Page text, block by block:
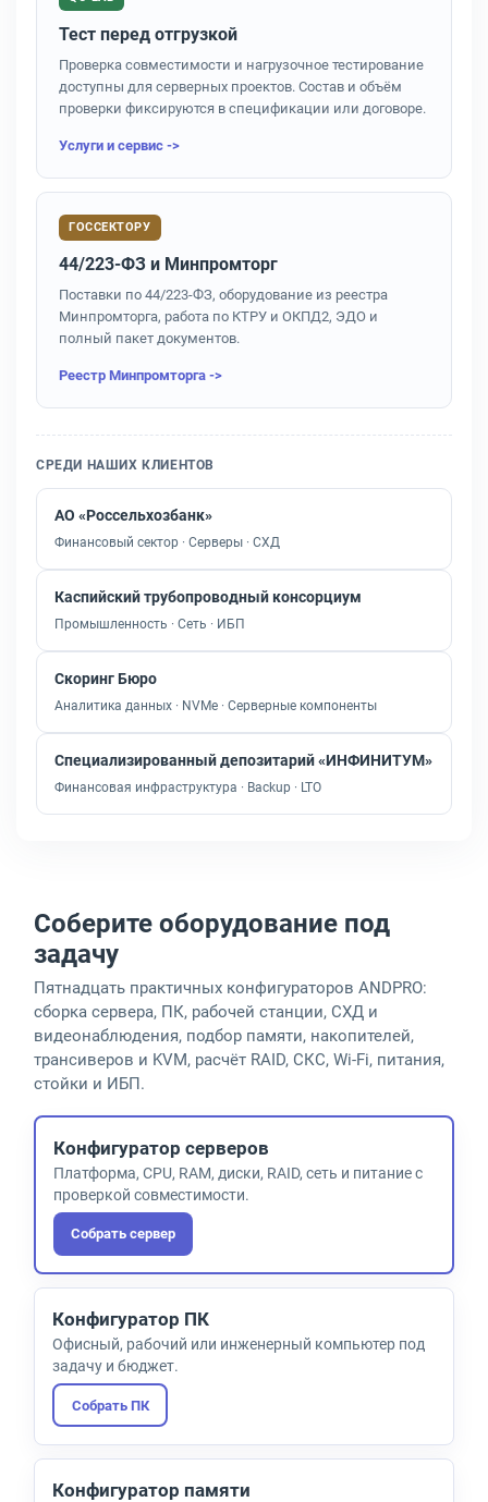
Тест перед отгрузкой
Проверка совместимости и нагрузочное тестирование
доступны для серверных проектов. Состав и объём
проверки фиксируются в спецификации или договоре.
Услуги и сервис ->
ГОССЕКТОРУ
44/223-ФЗ и Минпромторг
Поставки по 44/223-ФЗ, оборудование из реестра
Минпромторга, работа по КТРУ и ОКПД2, ЭДО и
полный пакет документов.
Реестр Минпромторга ->
СРЕДИ НАШИХ КЛИЕНТОВ
АО «Россельхозбанк»
Финансовый сектор · Серверы · СХД
Каспийский трубопроводный консорциум
Промышленность · Сеть · ИБП
Скоринг Бюро
Аналитика данных · NVMe · Серверные компоненты
Специализированный депозитарий «ИНФИНИТУМ»
Финансовая инфраструктура · Backup · LTO
Соберите оборудование под
задачу
Пятнадцать практичных конфигураторов ANDPRO:
сборка сервера, ПК, рабочей станции, СХД и
видеонаблюдения, подбор памяти, накопителей,
трансиверов и KVM, расчёт RAID, СКС, Wi-Fi, питания,
стойки и ИБП.
Конфигуратор серверов
Платформа, CPU, RAM, диски, RAID, сеть и питание с
проверкой совместимости.
Собрать сервер
Конфигуратор ПК
Офисный, рабочий или инженерный компьютер под
задачу и бюджет.
Собрать ПК
Конфигуратор памяти